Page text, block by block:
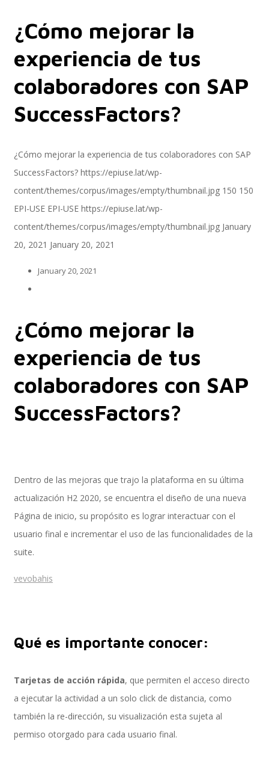
Servicios
Servicios y productos cloud
SAP S/4 HANA
EPI-US4HANA
Implementación Nómina Cloud Sap
SAP SuccessFactors Employee Central
Implementación Employee Central Payroll
Learning and Development
Recruiting and Onboarding
¿Cómo mejorar la
experiencia de tus
colaboradores con SAP
SuccessFactors?
¿Cómo mejorar la experiencia de tus colaboradores con SAP
SuccessFactors? https://epiuse.lat/wp-
content/themes/corpus/images/empty/thumbnail.jpg 150 150
EPI-USE EPI-USE https://epiuse.lat/wp-
content/themes/corpus/images/empty/thumbnail.jpg January
20, 2021 January 20, 2021
January 20, 2021
¿Cómo mejorar la
experiencia de tus
colaboradores con SAP
SuccessFactors?
Dentro de las mejoras que trajo la plataforma en su última
actualización H2 2020, se encuentra el diseño de una nueva
Página de inicio, su propósito es lograr interactuar con el
usuario final e incrementar el uso de las funcionalidades de la
suite.
vevobahis
Qué es importante conocer:
Tarjetas de acción rápida, que permiten el acceso directo
a ejecutar la actividad a un solo click de distancia, como
también la re-dirección, su visualización esta sujeta al
permiso otorgado para cada usuario final.